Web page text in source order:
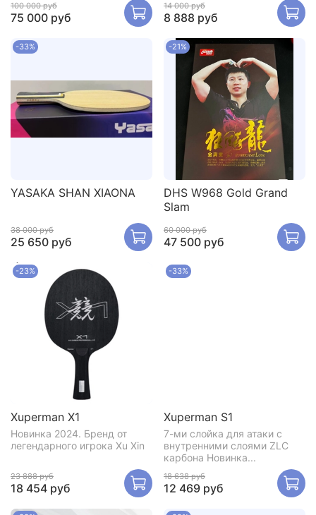
100 000 руб
75 000 руб
14 000 руб
8 888 руб
-33%
YASAKA SHAN XIAONA
38 000 руб
25 650 руб
-21%
DHS W968 Gold Grand
Slam
60 000 руб
47 500 руб
-23%
Xuperman X1
Новинка 2024. Бренд от
легендарного игрока Xu Xin
23 888 руб
18 454 руб
-33%
Xuperman S1
7-ми слойка для атаки с
внутренними слоями ZLC
карбона Новинка...
18 638 руб
12 469 руб